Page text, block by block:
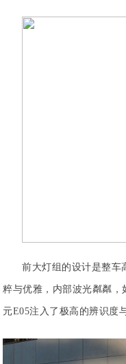
前大灯组的设计是整车
粹与优雅，内部波光粼粼
元E05注入了极高的辨识度